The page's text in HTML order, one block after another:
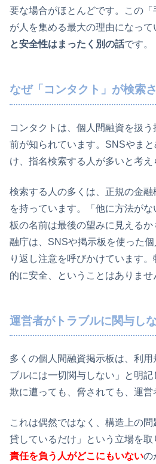
要な場合がほとんどです。この
が人を集める最大の理由になって
と安全性はまったく別の話です。
なぜ「コンタクト」が検索
コンタクトは、個人間融資を扱
前が知られています。SNSやま
け、指名検索する人が多いと考え
検索する人の多くは、正規の金
を持っています。「他に方法が
板の名前は最後の望みに見える
融庁は、SNSや掲示板を使った
り返し注意を呼びかけています
的に安全、ということはありませ
運営者がトラブルに関与し
多くの個人間融資掲示板は、利
ブルには一切関与しない」と明
欺に遭っても、脅されても、運営
これは偶然ではなく、構造上の
貸しているだけ」という立場を取
責任を負う人がどこにもいないの